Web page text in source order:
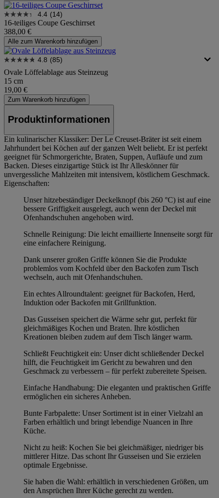
4.4 (14)
16-teiliges Coupe Geschirrset
388,00 €
Alle zum Warenkorb hinzufügen
4.8 (85)
Ovale Löffelablage aus Steinzeug
15 cm
19,00 €
Zum Warenkorb hinzufügen
Produktinformationen
Ein kulinarischer Klassiker: Der Le Creuset-Bräter ist seit einem
Jahrhundert bei Köchen auf der ganzen Welt beliebt. Er ist perfekt
geeignet für Schmorgerichte, Braten, Suppen, Aufläufe und zum
Backen. Dieses einzigartige Stück ist Ihr Alleskönner für
unvergessliche Mahlzeiten mit intensivem, köstlichem Geschmack.
Eigenschaften:
Unser hitzebeständiger Deckelknopf (bis 260 °C) ist auf eine
bessere Griffigkeit ausgelegt, auch wenn der Deckel mit
Ofenhandschuhen angehoben wird.
Schnelle Reinigung: Die leicht emaillierte Innenseite sorgt für
eine einfachere Reinigung.
Dank unserer großen Griffe können Sie die Produkte
problemlos vom Kochfeld über den Backofen zum Tisch
wechseln, auch mit Ofenhandschuhen.
Ein echtes Allroundtalent: geeignet für Backofen, Herd,
Induktion oder Backofen mit Grillfunktion.
Das Gusseisen speichert die Wärme sehr gut, perfekt für
gleichmäßiges Kochen und Braten. Ihre köstlichen
Kreationen bleiben zudem auf dem Tisch länger warm.
Schließt Feuchtigkeit ein: Unser dicht schließender Deckel
hilft, die Feuchtigkeit im Gericht zu bewahren und den
Geschmack zu verbessern – für perfekt zubereitete Speisen.
Einfache Handhabung: Die eleganten und praktischen Griffe
ermöglichen ein sicheres Anheben.
Bunte Farbpalette: Unser Sortiment ist in einer Vielzahl an
Farben erhältlich und bringt lebendige Nuancen in Ihre
Küche.
Nicht zu heiß: Kochen Sie bei gleichmäßiger, niedriger bis
mittlerer Hitze. Das schont Ihr Gusseisen und Sie erzielen
optimale Ergebnisse.
Sie haben die Wahl: erhältlich in verschiedenen Größen, um
den Ansprüchen Ihrer Küche gerecht zu werden.